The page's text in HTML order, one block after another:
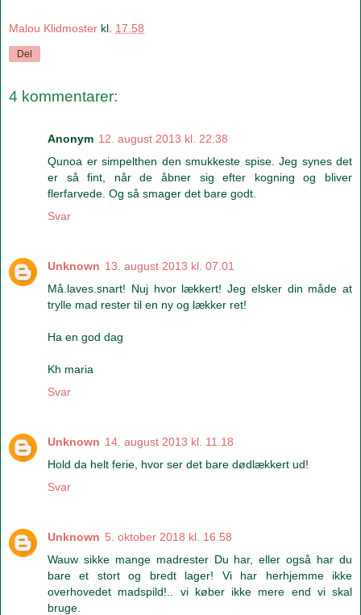
Malou Klidmoster kl. 17.58
Del
4 kommentarer:
Anonym 12. august 2013 kl. 22.38
Qunoa er simpelthen den smukkeste spise. Jeg synes det
er så fint, når de åbner sig efter kogning og bliver
flerfarvede. Og så smager det bare godt.
Svar
Unknown 13. august 2013 kl. 07.01
Må.laves.snart! Nuj hvor lækkert! Jeg elsker din måde at
trylle mad rester til en ny og lækker ret!
Ha en god dag
Kh maria
Svar
Unknown 14. august 2013 kl. 11.18
Hold da helt ferie, hvor ser det bare dødlækkert ud!
Svar
Unknown 5. oktober 2018 kl. 16.58
Wauw sikke mange madrester Du har, eller også har du
bare et stort og bredt lager! Vi har herhjemme ikke
overhovedet madspild!.. vi køber ikke mere end vi skal
bruge.